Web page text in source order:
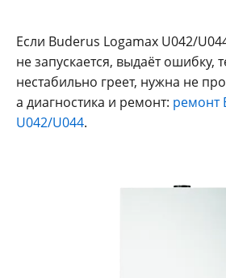
Если Buderus Logamax U042/
не запускается, выдаёт ошибку,
нестабильно греет, нужна не
а диагностика и ремонт: ремонт
U042/U044.